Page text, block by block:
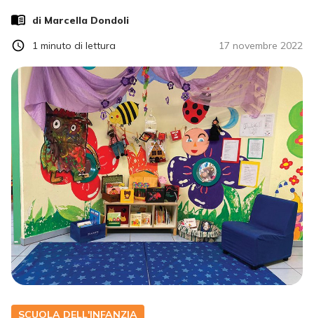
di Marcella Dondoli
17 novembre 2022
1 minuto di lettura
SCUOLA DELL'INFANZIA